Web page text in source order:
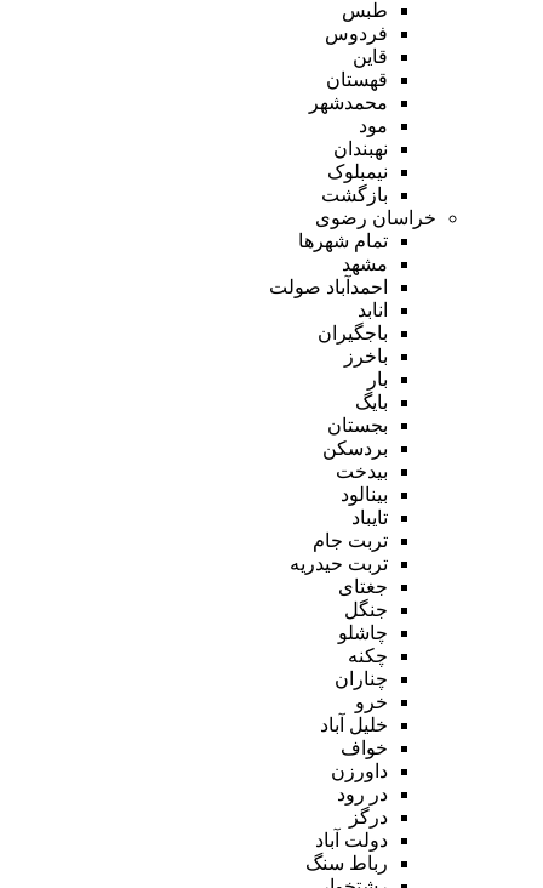
طبس
فردوس
قاین
قهستان
محمدشهر
مود
نهبندان
نیمبلوک
بازگشت
خراسان رضوی
تمام شهر‌ها
مشهد
احمدآباد صولت
انابد
باجگیران
باخرز
بار
بایگ
بجستان
بردسکن
بیدخت
بینالود
تایباد
تربت جام
تربت حیدریه
جغتای
جنگل
چاشلو
چکنه
چناران
خرو
خلیل آباد
خواف
داورزن
در رود
درگز
دولت آباد
رباط سنگ